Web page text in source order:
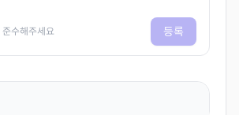
수해주세요 등록